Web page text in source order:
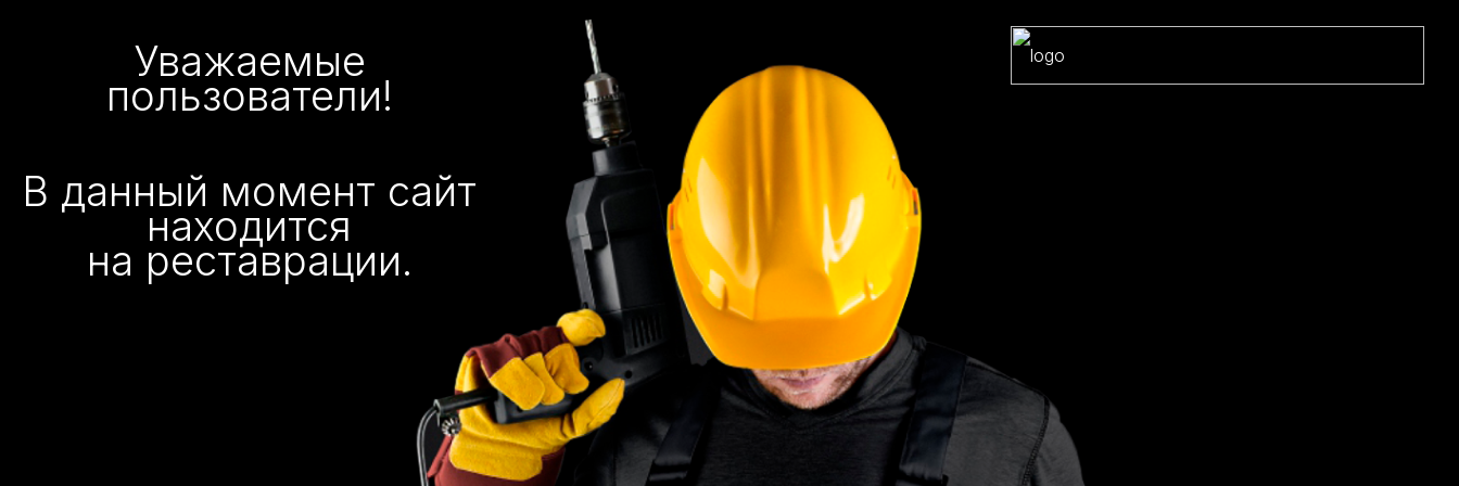
Уважаемые
пользователи!
В данный момент сайт
находится
на реставрации.